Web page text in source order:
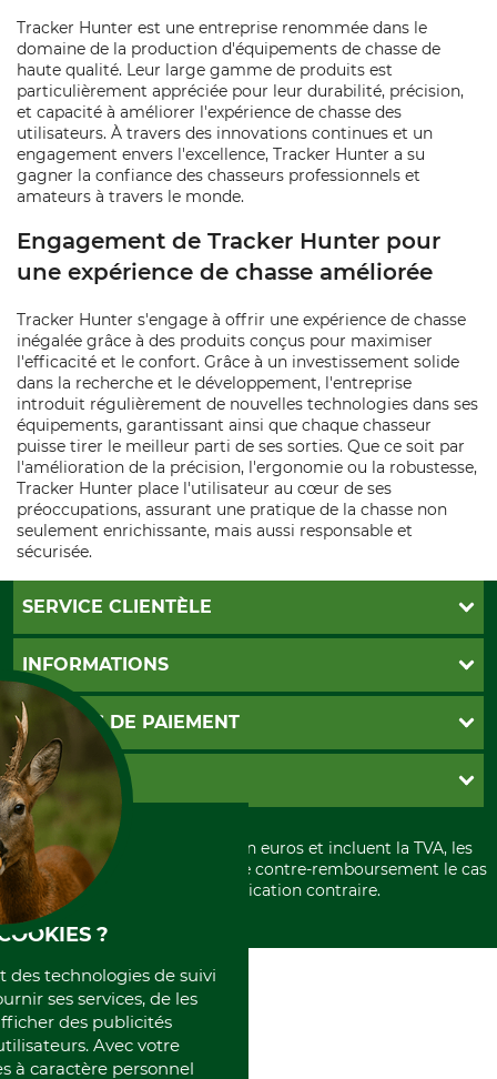
Tracker Hunter est une entreprise renommée dans le
domaine de la production d'équipements de chasse de
haute qualité. Leur large gamme de produits est
particulièrement appréciée pour leur durabilité, précision,
et capacité à améliorer l'expérience de chasse des
utilisateurs. À travers des innovations continues et un
engagement envers l'excellence, Tracker Hunter a su
gagner la confiance des chasseurs professionnels et
amateurs à travers le monde.
Engagement de Tracker Hunter pour
une expérience de chasse améliorée
Tracker Hunter s'engage à offrir une expérience de chasse
inégalée grâce à des produits conçus pour maximiser
l'efficacité et le confort. Grâce à un investissement solide
dans la recherche et le développement, l'entreprise
introduit régulièrement de nouvelles technologies dans ses
équipements, garantissant ainsi que chaque chasseur
puisse tirer le meilleur parti de ses sorties. Que ce soit par
l'amélioration de la précision, l'ergonomie ou la robustesse,
Tracker Hunter place l'utilisateur au cœur de ses
préoccupations, assurant une pratique de la chasse non
seulement enrichissante, mais aussi responsable et
sécurisée.
SERVICE CLIENTÈLE
Foire aux questions
Abonnement à la newsletter
Contact
Garantie / Devis
Paramètres des cookies
INFORMATIONS
CGV
Livraison
Conditions d'annulation
Formulaire de rétraction
Politique de confidentialité
Élimination et environnement
Rétractation de votre commande
MOYENS DE PAIEMENT
PayPal
Carte de crédit
Paiement á l'avance
GRUBE KG
Histoire
International
Portrait
Qui sommes-nous
Tous les prix sont exprimés en euros et incluent la TVA, les
frais d'expédition et les frais de contre-remboursement le cas
échéant, sauf indication contraire.
?
des technologies de suivi
ses services, de les
des publicités
Avec votre
à caractère personnel